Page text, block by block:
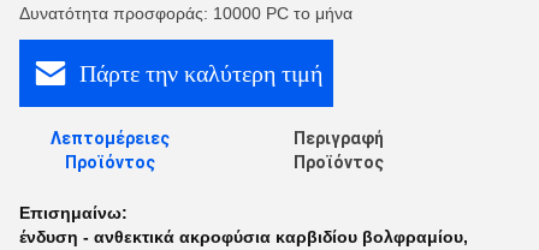
Δυνατότητα προσφοράς: 10000 PC το μήνα
Πάρτε την καλύτερη τιμή
Λεπτομέρειες
Προϊόντος
Περιγραφή
Προϊόντος
Επισημαίνω:
ένδυση - ανθεκτικά ακροφύσια καρβιδίου βολφραμίου,